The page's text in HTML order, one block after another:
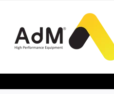
contenido